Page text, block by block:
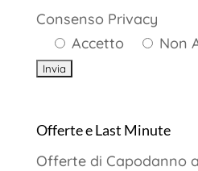
Consenso Privacy
Accetto
Non
Offerte e Last Minute
Offerte di Capodanno